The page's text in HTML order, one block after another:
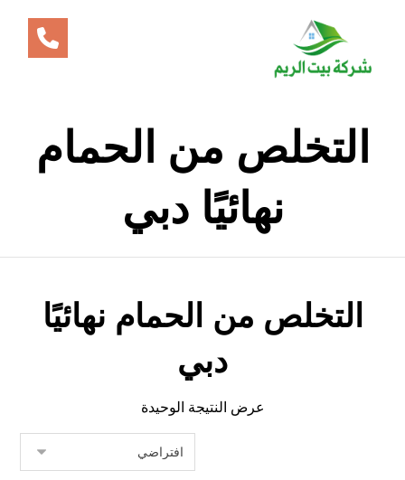
التخلص من الحمام
نهائيًا دبي
التخلص من الحمام نهائيًا
دبي
عرض النتيجة الوحيدة